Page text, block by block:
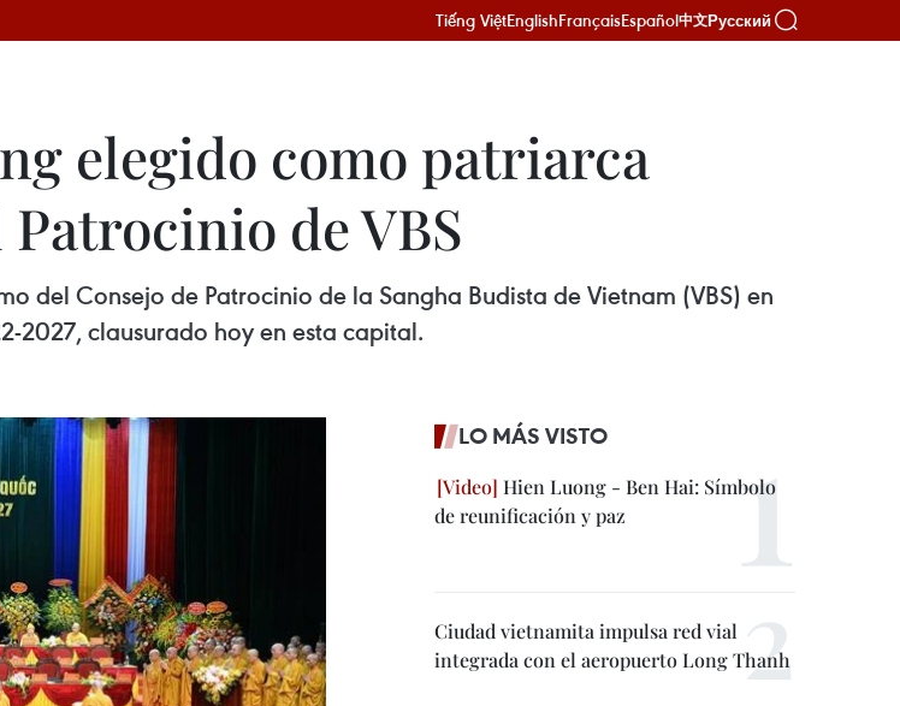
Tiếng ViệtEnglishFrançaisEspañol中文Русский
elegido como patriarca
de VBS
del Consejo de Patrocinio de la Sangha Budista de Vietnam (VBS) en
2027, clausurado hoy en esta capital.
LO MÁS VISTO
Hien Luong - Ben Hai: Símbolo
de reunificación y paz
Ciudad vietnamita impulsa red vial
integrada con el aeropuerto Long Thanh